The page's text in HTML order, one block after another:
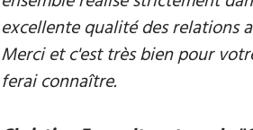
excellente qualité des relations
Merci et c'est très bien pour
ferai connaître.